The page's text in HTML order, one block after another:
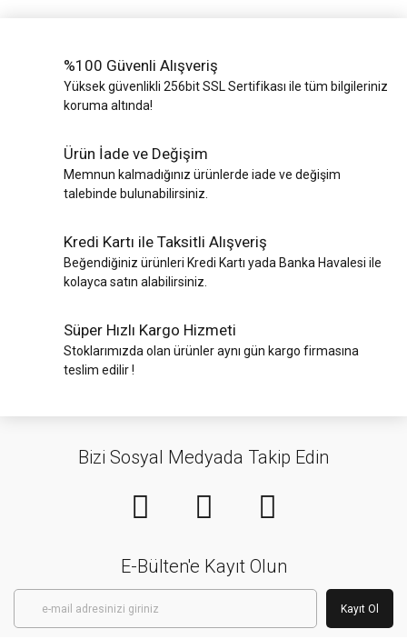
%100 Güvenli Alışveriş
Yüksek güvenlikli 256bit SSL Sertifikası ile tüm bilgileriniz
koruma altında!
Ürün İade ve Değişim
Memnun kalmadığınız ürünlerde iade ve değişim
talebinde bulunabilirsiniz.
Kredi Kartı ile Taksitli Alışveriş
Beğendiğiniz ürünleri Kredi Kartı yada Banka Havalesi ile
kolayca satın alabilirsiniz.
Süper Hızlı Kargo Hizmeti
Stoklarımızda olan ürünler aynı gün kargo firmasına
teslim edilir !
Bizi Sosyal Medyada Takip Edin
E-Bülten'e Kayıt Olun
Kayıt Ol